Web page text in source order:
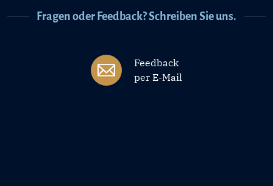
Fragen oder Feedback? Schreiben Sie uns.
Feedback
per E-Mail